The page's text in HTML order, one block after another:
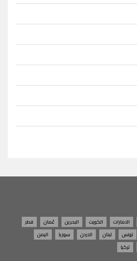
الامارات الكويت البحرين عُمان
قطر
تونس لبنان الاردن سوريا
اليمن
تركيا